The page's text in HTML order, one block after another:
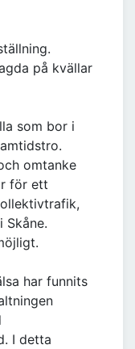
på kvällar
som bor i
omtanke
för ett
Skåne.
har funnits
I detta